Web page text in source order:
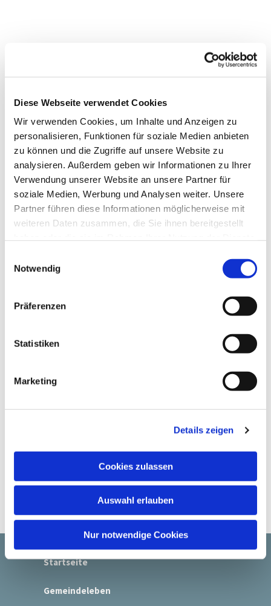
Diese Webseite verwendet Cookies
Wir verwenden Cookies, um Inhalte und Anzeigen zu
personalisieren, Funktionen für soziale Medien anbieten
zu können und die Zugriffe auf unsere Website zu
analysieren. Außerdem geben wir Informationen zu Ihrer
Verwendung unserer Website an unsere Partner für
soziale Medien, Werbung und Analysen weiter. Unsere
Partner führen diese Informationen möglicherweise mit
weiteren Daten zusammen, die Sie ihnen bereitgestellt
l
Notwendig
Präferenzen
Statistiken
Marketing
Details zeigen
Cookies zulassen
Auswahl erlauben
Nur notwendige Cookies
Dies könnte Sie auch
interessieren
Startseite
Gemeindeleben